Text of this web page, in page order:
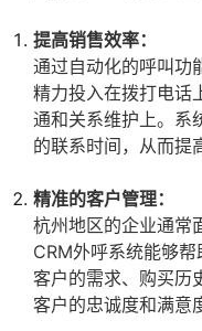
提高销售效率：
通过自动化的呼叫功
精力投入在拨打电话
通和关系维护上。系
的联系时间，从而提
精准的客户管理：
杭州地区的企业通常
CRM外呼系统能够
客户的需求、购买历
客户的忠诚度和满意